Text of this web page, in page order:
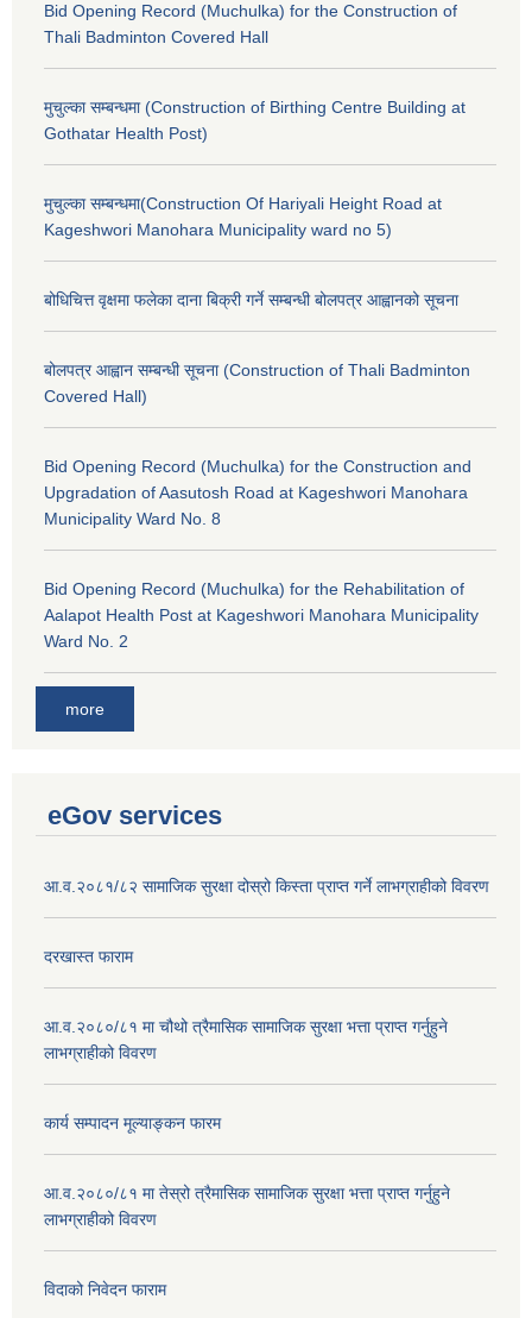
Bid Opening Record (Muchulka) for the Construction of
Thali Badminton Covered Hall
मुचुल्का सम्बन्धमा (Construction of Birthing Centre Building at
Gothatar Health Post)
मुचुल्का सम्बन्धमा(Construction Of Hariyali Height Road at
Kageshwori Manohara Municipality ward no 5)
बोधिचित्त वृक्षमा फलेका दाना बिक्री गर्ने सम्बन्धी बोलपत्र आह्वानको सूचना
बोलपत्र आह्वान सम्बन्धी सूचना (Construction of Thali Badminton
Covered Hall)
Bid Opening Record (Muchulka) for the Construction and
Upgradation of Aasutosh Road at Kageshwori Manohara
Municipality Ward No. 8
Bid Opening Record (Muchulka) for the Rehabilitation of
Aalapot Health Post at Kageshwori Manohara Municipality
Ward No. 2
more
eGov services
आ.व.२०८१/८२ सामाजिक सुरक्षा दोस्रो किस्ता प्राप्त गर्ने लाभग्राहीको विवरण
दरखास्त फाराम
आ.व.२०८०/८१ मा चौथो त्रैमासिक सामाजिक सुरक्षा भत्ता प्राप्त गर्नुहुने
लाभग्राहीको विवरण
कार्य सम्पादन मूल्याङ्कन फारम
आ.व.२०८०/८१ मा तेस्रो त्रैमासिक सामाजिक सुरक्षा भत्ता प्राप्त गर्नुहुने
लाभग्राहीको विवरण
विदाको निवेदन फाराम